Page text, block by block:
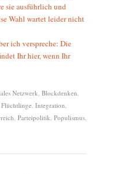
sie ausführlich und
Wahl wartet leider nicht
ich verspreche: Die
Ihr hier, wenn Ihr
Netzwerk Blockdenken
Flüchtlinge Integration
Parteipolitik Populismus